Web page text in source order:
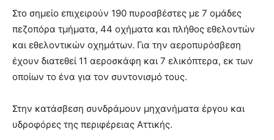
Στο σημείο επιχειρούν 190 πυροσβέστες με 7 ομάδες
πεζοπόρα τμήματα, 44 οχήματα και πλήθος εθελοντών
και εθελοντικών οχημάτων. Για την αεροπυρόσβεση
έχουν διατεθεί 11 αεροσκάφη και 7 ελικόπτερα, εκ των
οποίων το ένα για τον συντονισμό τους.
Στην κατάσβεση συνδράμουν μηχανήματα έργου και
υδροφόρες της περιφέρειας Αττικής.